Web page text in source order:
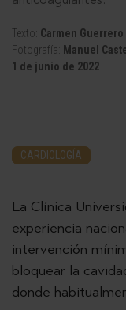
Texto: Carmen Guerrero
Fotografía:
Manuel
1 de junio de 2022
CARDIOLOGÍA
La Clínica
experiencia
intervención
bloquear la
donde